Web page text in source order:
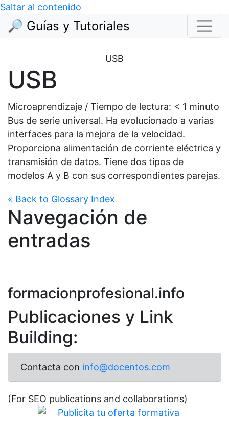
Saltar al contenido
🔎 Guías y Tutoriales
USB
USB
Microaprendizaje / Tiempo de lectura: < 1 minuto
Bus de serie universal. Ha evolucionado a varias
interfaces para la mejora de la velocidad.
Proporciona alimentación de corriente eléctrica y
transmisión de datos. Tiene dos tipos de
modelos A y B con sus correspondientes parejas.
« Back to Glossary Index
Navegación de
entradas
formacionprofesional.info
Publicaciones y Link
Building:
Contacta con info@docentos.com
(For SEO publications and collaborations)